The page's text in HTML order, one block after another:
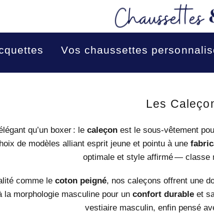
Vos chaussettes
Collection:
Les
qu’un boxer : le caleçonest le sous-vêtement
de modèles alliant esprit jeune et pointu à une
optimale et style affirmé — classe
comme le coton peigné, nos caleçons offrent une
la morphologie masculine pour un confort durableet
vestiaire masculin, enfin pensé